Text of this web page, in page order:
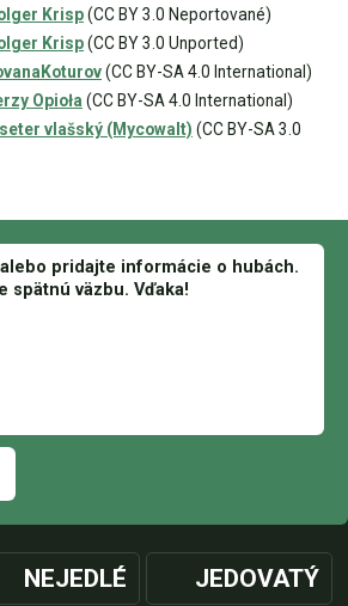
Krisp(CC BY 3.0 Neportované)
Krisp(CC BY 3.0 Unported)
(CC BY-SA 4.0 International)
Opioła (CC BY-SA 4.0 International)
vlašský (Mycowalt) (CC BY-SA 3.0
NEJEDLÉ JEDOVATÝ